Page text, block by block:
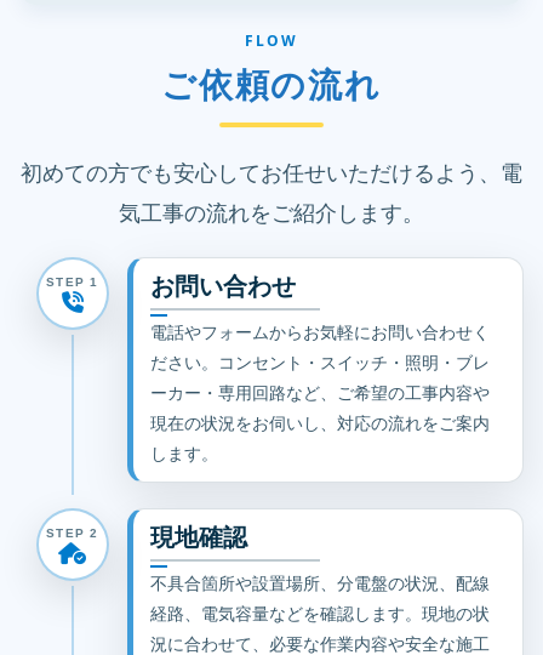
FLOW
ご依頼の流れ
初めての方でも安心してお任せいただけるよう、電
気工事の流れをご紹介します。
STEP 1 お問い合わせ
電話やフォームからお気軽にお問い合わせく
ださい。コンセント・スイッチ・照明・ブレ
ーカー・専用回路など、ご希望の工事内容や
現在の状況をお伺いし、対応の流れをご案内
します。
STEP 2 現地確認
不具合箇所や設置場所、分電盤の状況、配線
経路、電気容量などを確認します。現地の状
況に合わせて、必要な作業内容や安全な施工